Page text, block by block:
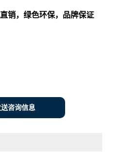
销，绿色环保，品牌保证
咨询信息